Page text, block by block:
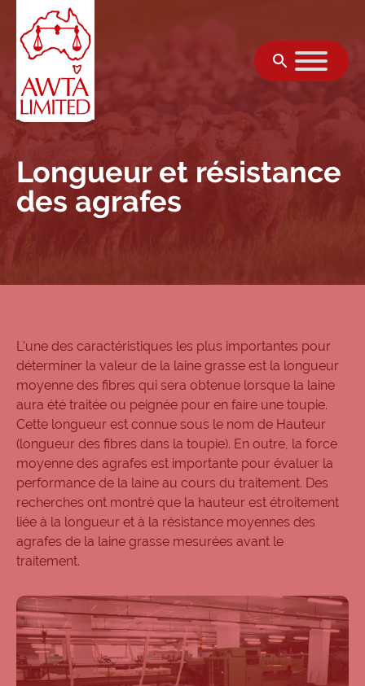
Skip to content
Longueur et résistance
des agrafes
L'une des caractéristiques les plus importantes pour
déterminer la valeur de la laine grasse est la longueur
moyenne des fibres qui sera obtenue lorsque la laine
aura été traitée ou peignée pour en faire une toupie.
Cette longueur est connue sous le nom de Hauteur
(longueur des fibres dans la toupie). En outre, la force
moyenne des agrafes est importante pour évaluer la
performance de la laine au cours du traitement. Des
recherches ont montré que la hauteur est étroitement
liée à la longueur et à la résistance moyennes des
agrafes de la laine grasse mesurées avant le
traitement.